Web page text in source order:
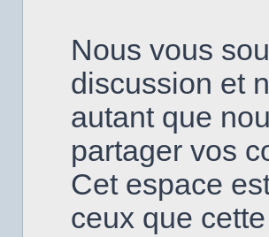
Nous vous
discussion et
autant que
partager vos
Cet espace
ceux que